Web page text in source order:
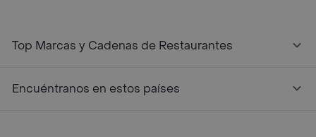
Top Marcas y Cadenas de Restaurantes
Encuéntranos en estos países